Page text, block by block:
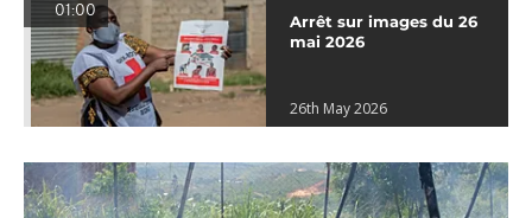
01:00
Arrêt sur images du 26
mai 2026
26th May 2026